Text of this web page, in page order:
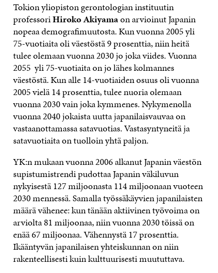
Tokion yliopiston gerontologian instituutin
professoriHiroko Akiyamaon arvioinut Japanin
nopeaa demografimuutosta. Kun vuonna 2005 yli
75-vuotiaita oli väestöstä 9 prosenttia, niin heitä
tulee olemaan vuonna 2030 jo joka viides. Vuonna
2055 yli 75-vuotiaita on jo lähes kolmannes
väestöstä. Kun alle 14-vuotiaiden osuus oli vuonna
2005 vielä 14 prosenttia, tulee nuoria olemaan
vuonna 2030 vain joka kymmenes. Nykymenolla
vuonna 2040 jokaista uutta japanilaisvauvaa on
vastaanottamassa satavuotias. Vastasyntyneitä ja
satavuotiaita on tuolloin yhtä paljon.
YK:n mukaan vuonna 2006 alkanut Japanin väestön
supistumistrendi pudottaa Japanin väkiluvun
nykyisestä 127 miljoonasta 114 miljoonaan vuoteen
2030 mennessä. Samalla työssäkäyvien japanilaisten
määrä vähenee: kun tänään aktiivinen työvoima on
arviolta 81 miljoonaa, niin vuonna 2030 töissä on
enää 67 miljoonaa. Vähennystä 17 prosenttia.
Ikääntyvän japanilaisen yhteiskunnan on niin
rakenteellisesti kuin kulttuurisesti muututtava.